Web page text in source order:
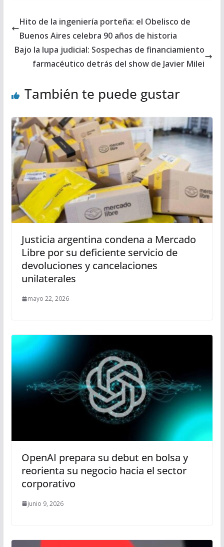
Hito de la ingeniería porteña: el Obelisco de
Buenos Aires celebra 90 años de historia
Bajo la lupa judicial: Sospechas de financiamiento
farmacéutico detrás del show de Javier Milei
También te puede gustar
Justicia argentina condena a Mercado
Libre por su deficiente servicio de
devoluciones y cancelaciones
unilaterales
mayo 22, 2026
OpenAI prepara su debut en bolsa y
reorienta su negocio hacia el sector
corporativo
junio 9, 2026